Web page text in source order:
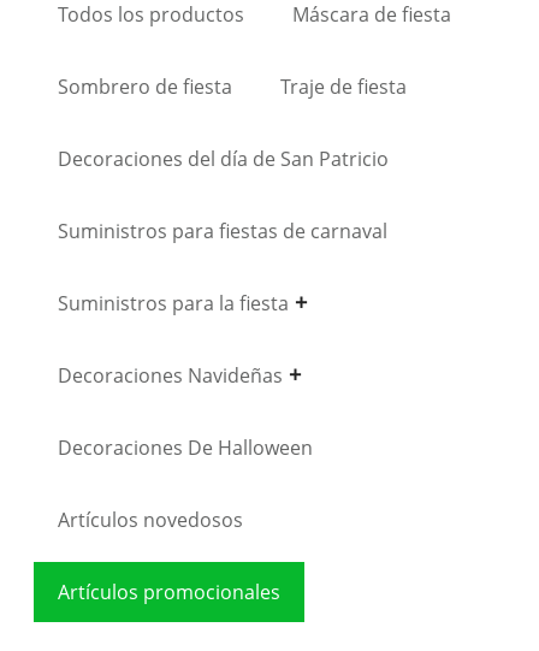
Todos los productos Máscara de fiesta
Sombrero de fiesta Traje de fiesta
Decoraciones del día de San Patricio
Suministros para fiestas de carnaval
Suministros para la fiesta
Decoraciones Navideñas
Decoraciones De Halloween
Artículos novedosos
Artículos promocionales